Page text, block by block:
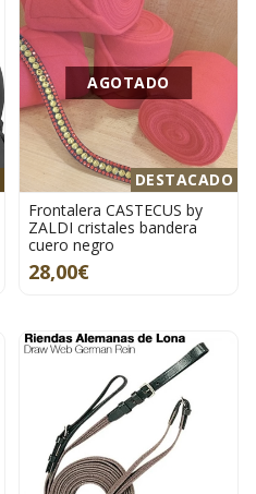
DESTACADO
AGOTADO
Frontalera CASTECUS by
ZALDI cristales bandera
cuero negro
28,00€